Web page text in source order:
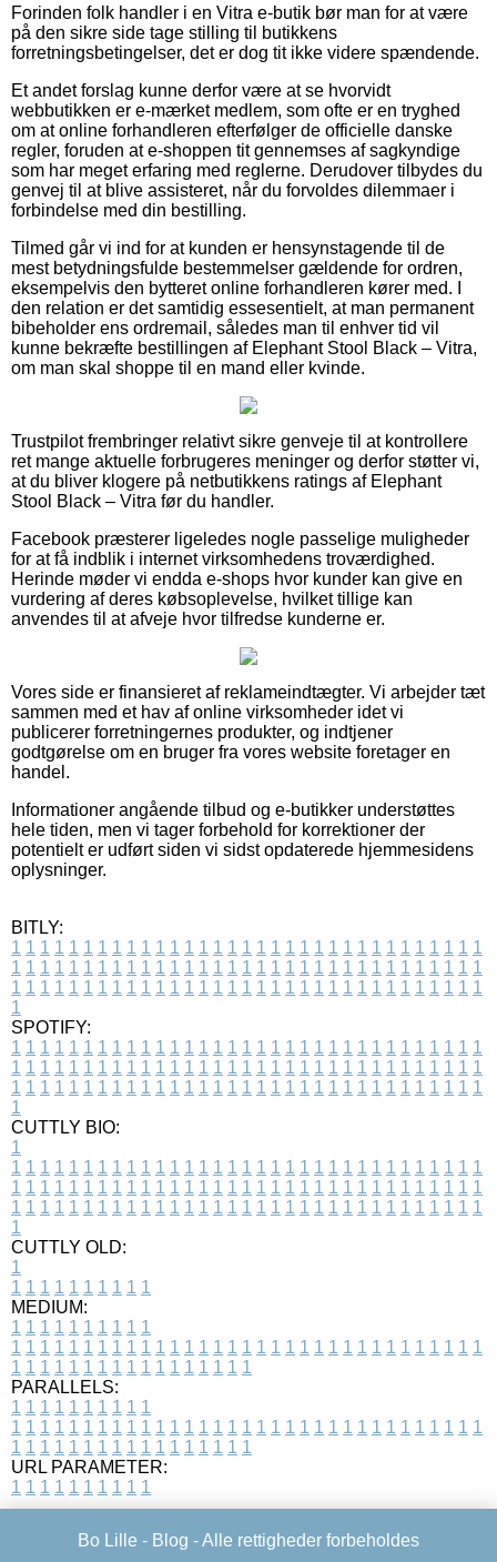
Forinden folk handler i en Vitra e-butik bør man for at være
på den sikre side tage stilling til butikkens
forretningsbetingelser, det er dog tit ikke videre spændende.
Et andet forslag kunne derfor være at se hvorvidt
webbutikken er e-mærket medlem, som ofte er en tryghed
om at online forhandleren efterfølger de officielle danske
regler, foruden at e-shoppen tit gennemses af sagkyndige
som har meget erfaring med reglerne. Derudover tilbydes du
genvej til at blive assisteret, når du forvoldes dilemmaer i
forbindelse med din bestilling.
Tilmed går vi ind for at kunden er hensynstagende til de
mest betydningsfulde bestemmelser gældende for ordren,
eksempelvis den bytteret online forhandleren kører med. I
den relation er det samtidig essesentielt, at man permanent
bibeholder ens ordremail, således man til enhver tid vil
kunne bekræfte bestillingen af Elephant Stool Black – Vitra,
om man skal shoppe til en mand eller kvinde.
Trustpilot frembringer relativt sikre genveje til at kontrollere
ret mange aktuelle forbrugeres meninger og derfor støtter vi,
at du bliver klogere på netbutikkens ratings af Elephant
Stool Black – Vitra før du handler.
Facebook præsterer ligeledes nogle passelige muligheder
for at få indblik i internet virksomhedens troværdighed.
Herinde møder vi endda e-shops hvor kunder kan give en
vurdering af deres købsoplevelse, hvilket tillige kan
anvendes til at afveje hvor tilfredse kunderne er.
Vores side er finansieret af reklameindtægter. Vi arbejder tæt
sammen med et hav af online virksomheder idet vi
publicerer forretningernes produkter, og indtjener
godtgørelse om en bruger fra vores website foretager en
handel.
Informationer angående tilbud og e-butikker understøttes
hele tiden, men vi tager forbehold for korrektioner der
potentielt er udført siden vi sidst opdaterede hjemmesidens
oplysninger.
BITLY:
1 1 1 1 1 1 1 1 1 1 1 1 1 1 1 1 1 1 1 1 1 1 1 1 1 1 1 1 1 1 1 1 1
1 1 1 1 1 1 1 1 1 1 1 1 1 1 1 1 1 1 1 1 1 1 1 1 1 1 1 1 1 1 1 1 1
1 1 1 1 1 1 1 1 1 1 1 1 1 1 1 1 1 1 1 1 1 1 1 1 1 1 1 1 1 1 1 1 1
1
SPOTIFY:
1 1 1 1 1 1 1 1 1 1 1 1 1 1 1 1 1 1 1 1 1 1 1 1 1 1 1 1 1 1 1 1 1
1 1 1 1 1 1 1 1 1 1 1 1 1 1 1 1 1 1 1 1 1 1 1 1 1 1 1 1 1 1 1 1 1
1 1 1 1 1 1 1 1 1 1 1 1 1 1 1 1 1 1 1 1 1 1 1 1 1 1 1 1 1 1 1 1 1
1
CUTTLY BIO:
1
1 1 1 1 1 1 1 1 1 1 1 1 1 1 1 1 1 1 1 1 1 1 1 1 1 1 1 1 1 1 1 1 1
1 1 1 1 1 1 1 1 1 1 1 1 1 1 1 1 1 1 1 1 1 1 1 1 1 1 1 1 1 1 1 1 1
1 1 1 1 1 1 1 1 1 1 1 1 1 1 1 1 1 1 1 1 1 1 1 1 1 1 1 1 1 1 1 1 1
1
CUTTLY OLD:
1
1 1 1 1 1 1 1 1 1 1
MEDIUM:
1 1 1 1 1 1 1 1 1 1
1 1 1 1 1 1 1 1 1 1 1 1 1 1 1 1 1 1 1 1 1 1 1 1 1 1 1 1 1 1 1 1 1
1 1 1 1 1 1 1 1 1 1 1 1 1 1 1 1 1
PARALLELS:
1 1 1 1 1 1 1 1 1 1
1 1 1 1 1 1 1 1 1 1 1 1 1 1 1 1 1 1 1 1 1 1 1 1 1 1 1 1 1 1 1 1 1
1 1 1 1 1 1 1 1 1 1 1 1 1 1 1 1 1
URL PARAMETER:
1 1 1 1 1 1 1 1 1 1
Bo Lille - Blog - Alle rettigheder forbeholdes